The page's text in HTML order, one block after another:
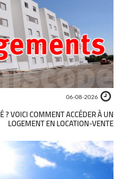
06-08-2026
? VOICI COMMENT ACCÉDER À UN
LOGEMENT EN LOCATION-VENTE